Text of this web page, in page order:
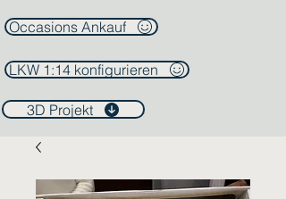
Occasions Ankauf
LKW 1:14 konfigurieren
3D Projekt